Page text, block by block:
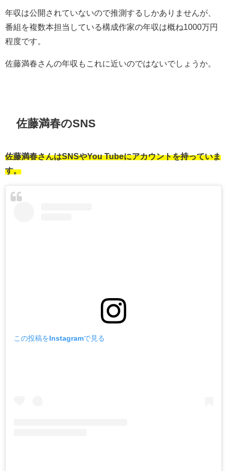
年収は公開されていないので推測するしかありませんが、
番組を複数本担当している構成作家の年収は概ね1000万円
程度です。
佐藤満春さんの年収もこれに近いのではないでしょうか。
佐藤満春のSNS
佐藤満春さんはSNSやYou Tubeにアカウントを持っていま
す。
この投稿をInstagramで見る